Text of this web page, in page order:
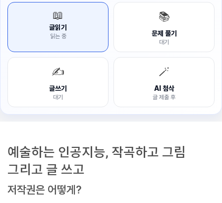
📖
글읽기
읽는 중
📚
문제 풀기
대기
✍️
글쓰기
대기
🪄
AI 첨삭
글 제출 후
예술하는 인공지능, 작곡하고 그림
그리고 글 쓰고
저작권은 어떻게?